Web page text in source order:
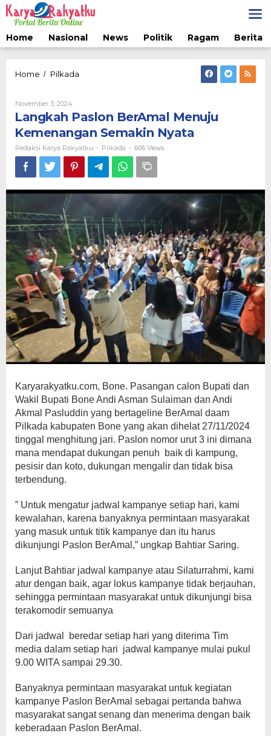
Lewati
ke
konten
Home
Nasional News Politik Ragam Berita
Home / Pilkada
Kemenangan
Semakin
Nyata
November 3, 2024Oleh
Redaksi
Karya
Rakyatku
Langkah Paslon BerAmal Menuju
Kemenangan Semakin Nyata
Redaksi Karya Rakyatku - Pilkada - 606 Views
Karyarakyatku.com, Bone. Pasangan calon Bupati dan
Wakil Bupati Bone Andi Asman Sulaiman dan Andi
Akmal Pasluddin yang bertageline BerAmal daam
Pilkada kabupaten Bone yang akan dihelat 27/11/2024
tinggal menghitung jari. Paslon nomor urut 3 ini dimana
mana mendapat dukungan penuh baik di kampung,
pesisir dan koto, dukungan mengalir dan tidak bisa
terbendung.
” Untuk mengatur jadwal kampanye setiap hari, kami
kewalahan, karena banyaknya permintaan masyarakat
yang masuk untuk titik kampanye dan itu harus
dikunjungi Paslon BerAmal,” ungkap Bahtiar Saring.
Lanjut Bahtiar jadwal kampanye atau Silaturrahmi, kami
atur dengan baik, agar lokus kampanye tidak berjauhan,
sehingga permintaan masyarakat untuk dikunjungi bisa
terakomodir semuanya
Dari jadwal beredar setiap hari yang diterima Tim
media dalam setiap hari jadwal kampanye mulai pukul
9.00 WITA sampai 29.30.
Banyaknya permintaan masyarakat untuk kegiatan
kampanye Paslon BerAmal sebagai pertanda bahwa
masyarakat sangat senang dan menerima dengan baik
keberadaan Paslon BerAmal.